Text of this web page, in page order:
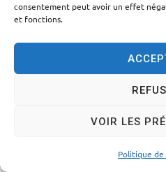
consentement peut avoir un effet
et fonctions.
VOIR LES
Politique de